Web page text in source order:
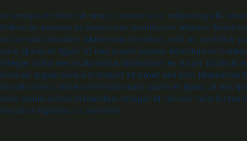
Lorem ipsum dolor sit amet, consectetur adipiscing elit.
finibus et. Aenean eu enim justo. Vestibulum aliquam
accumsan tincidunt. Maecenas tincidunt, velit ac porttitor
nunc quam et ligula. Ut nec ipsum sapien. Interdum et
Integer id nisi nec nulla luctus lacinia non eu turpis. Etiam
urna ac augue cursus tincidunt sit amet sed orci.
facilisis libero, vitae commodo nunc quam et ligula. Ut nec
ante ipsum primis in faucibus. Integer id nisi nec nulla luctus
tincidunt egestas. Ut porttitor